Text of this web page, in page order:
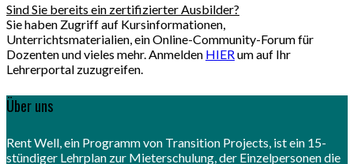
Sind Sie bereits ein zertifizierter Ausbilder?
Sie haben Zugriff auf Kursinformationen,
Unterrichtsmaterialien, ein Online-Community-Forum für
Dozenten und vieles mehr. Anmelden HIERum auf Ihr
Lehrerportal zuzugreifen.
Über uns
Rent Well, ein Programm von Transition Projects, ist ein 15-
stündiger Lehrplan zur Mieterschulung, der Einzelpersonen die